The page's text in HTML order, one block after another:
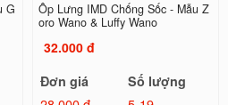
G
Ốp Lưng IMD Chống Sốc - Mẫu Z
oro Wano & Luffy Wano
32.000 đ
Đơn giá
Số lượng